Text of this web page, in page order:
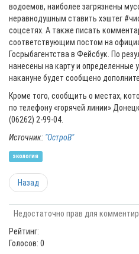
водоемов, наиболее загрязнены
неравнодушным ставить хэштег
соцсетях. А также писать
соответствующим постом на
Госрыбагентства в Фейсбук. По
нанесены на карту и определенные
накануне будет сообщено
Кроме того, сообщить о местах,
по телефону «горячей линии»
(06262) 2-99-04.
Источник: "ОстроВ"
экология
Назад
Недостаточно прав для
Рейтинг:
Голосов: 0